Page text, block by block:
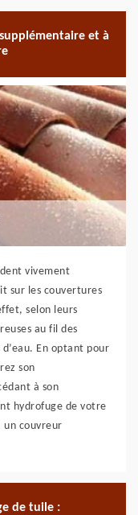
et à
vivement
sur les couvertures
selon leurs
au fil des
En optant pour
son
à son
hydrofuge de votre
un couvreur
de tuile :